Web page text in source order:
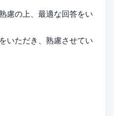
慮の上、最適な回答をい
いただき、熟慮させてい